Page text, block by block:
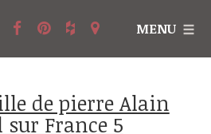
MENU
France 5